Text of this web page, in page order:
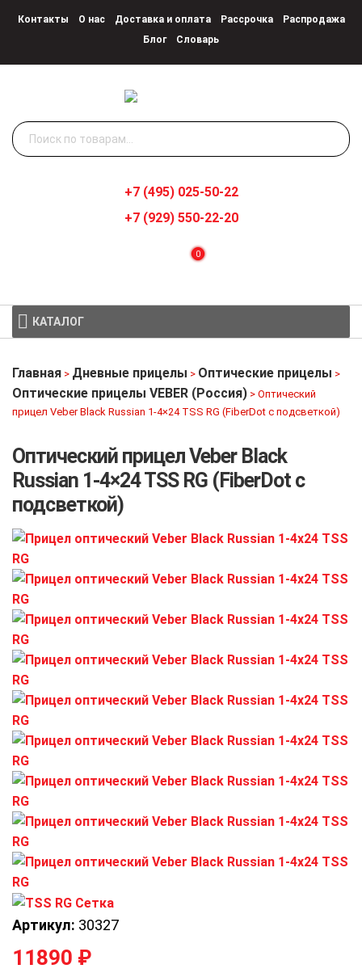
Контакты О нас Доставка и оплата Рассрочка
Распродажа
Блог
Словарь
Искать:
0
+7 (495) 025-50-22
+7 (929) 550-22-20
КАТАЛОГ
Главная > Дневные прицелы > Оптические прицелы >
Оптические прицелы VEBER (Россия) > Оптический
прицел Veber Black Russian 1-4×24 TSS RG (FiberDot с подсветкой)
Оптический прицел Veber Black
Russian 1-4×24 TSS RG (FiberDot с
подсветкой)
Артикул: 30327
11890 ₽